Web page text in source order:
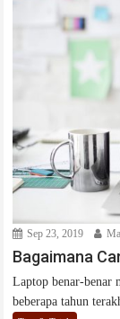
Sep 23, 2019
Bagaimana
Laptop benar-benar
beberapa tahun